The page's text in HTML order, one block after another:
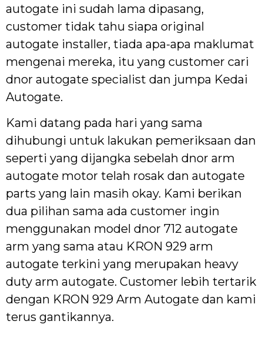
autogate ini sudah lama dipasang,
customer tidak tahu siapa original
autogate installer, tiada apa-apa maklumat
mengenai mereka, itu yang customer cari
dnor autogate specialist dan jumpa Kedai
Autogate.
Kami datang pada hari yang sama
dihubungi untuk lakukan pemeriksaan dan
seperti yang dijangka sebelah dnor arm
autogate motor telah rosak dan autogate
parts yang lain masih okay. Kami berikan
dua pilihan sama ada customer ingin
menggunakan model dnor 712 autogate
arm yang sama atau KRON 929 arm
autogate terkini yang merupakan heavy
duty arm autogate. Customer lebih tertarik
dengan KRON 929 Arm Autogate dan kami
terus gantikannya.